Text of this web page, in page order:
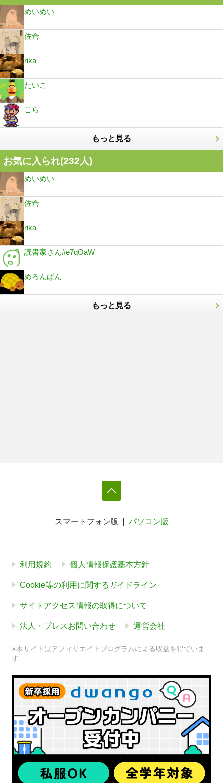
めいめい
佐倉
rika
たいこ
こら
もっと見る
お気に入られ(232人)
めいめい
佐倉
rika
読書家さん#e7qOaW
めろんぱん
もっと見る
スマートフォン版 パソコン版
利用規約 個人情報保護基本方針
Cookie等の利用に関するガイドライン
サイトアクセス情報の取得について
法人・プレスお問い合わせ 運営会社
※本サイトはアフィリエイトプログラムによる収益を得ていま
す